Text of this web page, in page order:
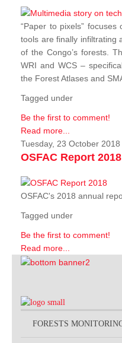
“Paper to pixels”
tools are finally infiltrating
of the Congo’s forests.
WRI and WCS –
the Forest Atlases and
Tagged under
Be the first to comment!
Read more...
Tuesday, 23 October 2018
OSFAC Report 2018
OSFAC's 2018 annual
Tagged under
Be the first to comment!
Read more...
FORESTS